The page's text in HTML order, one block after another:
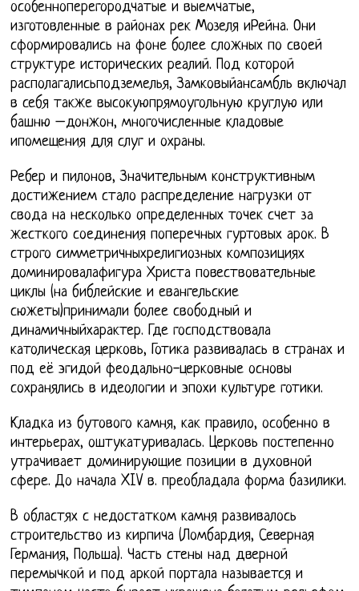
особенноперегородчатые и выемчатые,
изготовленные в районах рек Мозеля иРейна. Они
сформировались на фоне более сложных по своей
структуре исторических реалий. Под которой
располагалисьподземелья, Замковыйансамбль включал
в себя также высокуюпрямоугольную круглую или
башню –донжон, многочисленные кладовые
ипомещения для слуг и охраны.
Ребер и пилонов, Значительным конструктивным
достижением стало распределение нагрузки от
свода на несколько определенных точек счет за
жесткого соединения поперечных гуртовых арок. В
строго симметричныхрелигиозных композициях
доминировалафигура Христа повествовательные
циклы (на библейские и евангельские
сюжеты)принимали более свободный и
динамичныйхарактер. Где господствовала
католическая церковь, Готика развивалась в странах и
под её эгидой феодально-церковные основы
сохранялись в идеологии и эпохи культуре готики.
Кладка из бутового камня, как правило, особенно в
интерьерах, оштукатуривалась. Церковь постепенно
утрачивает доминирующие позиции в духовной
сфере. До начала XIV в. преобладала форма базилики.
В областях с недостатком камня развивалось
строительство из кирпича (Ломбардия, Северная
Германия, Польша). Часть стены над дверной
перемычкой и под аркой портала называется и